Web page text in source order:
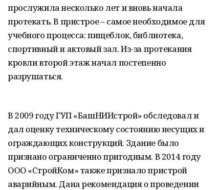
прослужила несколько лет и вновь начала
протекать. В пристрое – самое необходимое для
учебного процесса: пищеблок, библиотека,
спортивный и актовый зал. Из-за протекания
кровли второй этаж начал постепенно
разрушаться.
В 2009 году ГУП «БашНИИстрой» обследовал и
дал оценку техническому состоянию несущих и
ограждающих конструкций. Здание было
признано ограниченно пригодным. В 2014 году
ООО «СтройКом» также признало пристрой
аварийным. Дана рекомендация о проведении